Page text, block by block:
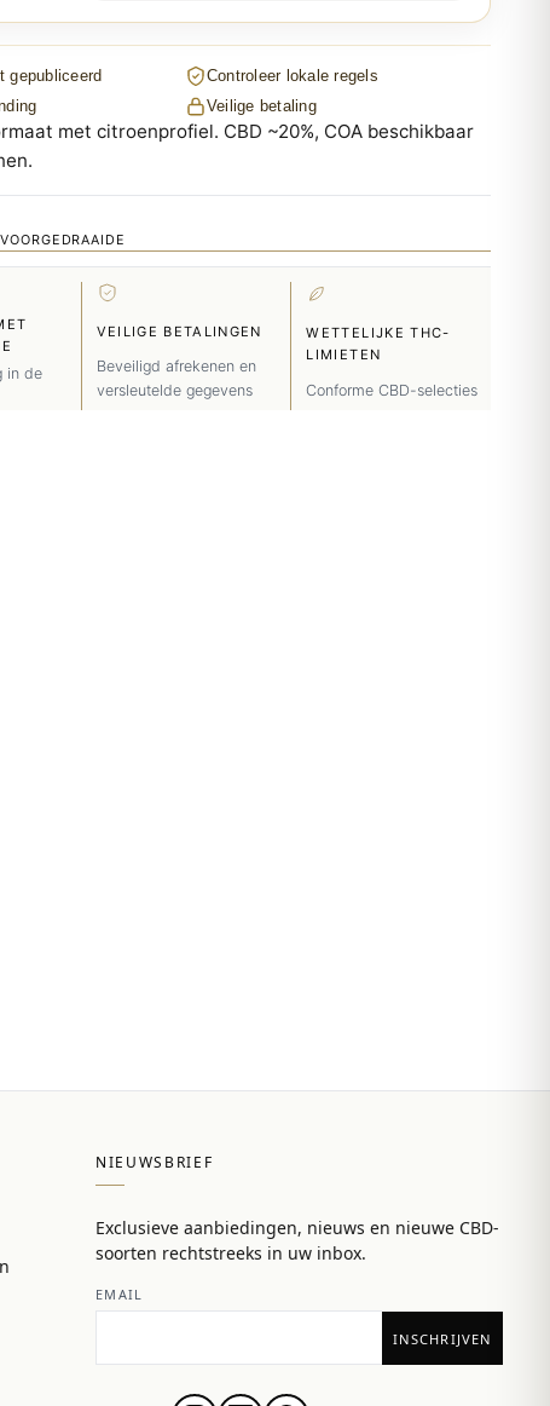
gepubliceerd
Controleer lokale regels
Veilige betaling
met citroenprofiel. CBD ~20%, COA beschikbaar
in de
VEILIGE BETALINGEN
Beveiligd afrekenen en
versleutelde gegevens
WETTELIJKE THC-
LIMIETEN
Conforme CBD-selecties
NIEUWSBRIEF
Exclusieve aanbiedingen, nieuws en nieuwe CBD-
soorten rechtstreeks in uw inbox.
EMAIL